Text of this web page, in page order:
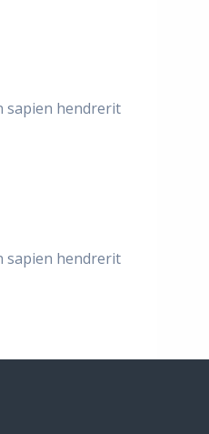
sapien hendrerit
sapien hendrerit